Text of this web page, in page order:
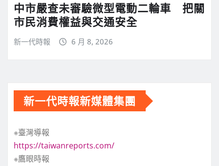
中市嚴查未審驗微型電動二輪車 把關
市民消費權益與交通安全
新一代時報 6 月 8, 2026
新一代時報新媒體集團
※臺灣導報
https://taiwanreports.com/
※鷹眼時報